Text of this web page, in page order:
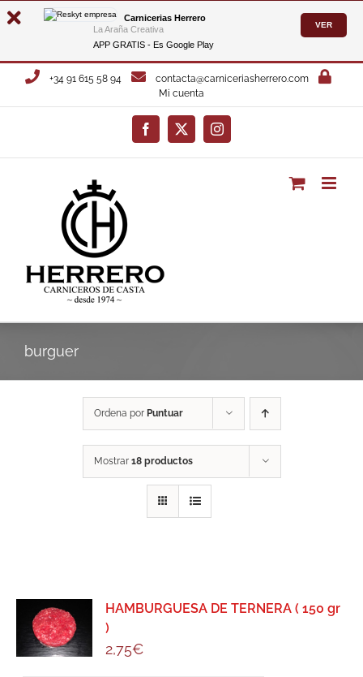
Carnicerias Herrero
La Araña Creativa
APP GRATIS - Es Google Play
VER
Saltar
+34 91 615 58 94
contacta@carniceriasherrero.com
Mi cuenta
Facebook
X Instagram
burguer
Ordena por Puntuar
Mostrar 18 productos
HAMBURGUESA DE TERNERA ( 150 gr
)
2,75€